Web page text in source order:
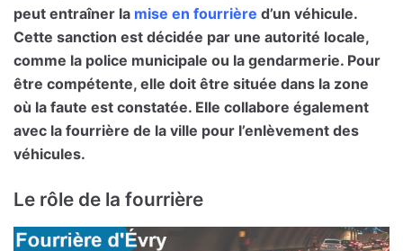
peut entraîner la mise en fourrière d’un véhicule.
Cette sanction est décidée par une autorité locale,
comme la police municipale ou la gendarmerie. Pour
être compétente, elle doit être située dans la zone
où la faute est constatée. Elle collabore également
avec la fourrière de la ville pour l’enlèvement des
véhicules.
Le rôle de la fourrière